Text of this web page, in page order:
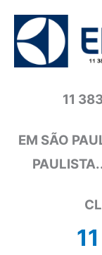
conteúdo
11
EM SÃO